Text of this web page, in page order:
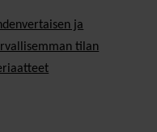
ja
tilan